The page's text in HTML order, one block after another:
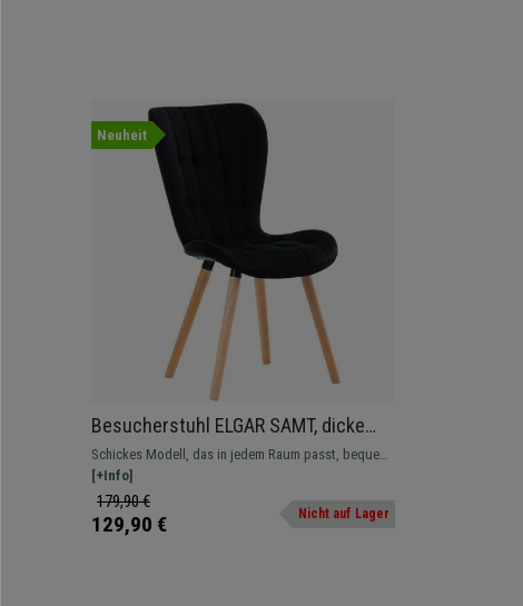
Neuheit
Besucherstuhl ELGAR SAMT, dicke
Polsterung, 4-Fußgestell aus Holz,
Farbe Schwarz
Schickes Modell, das in jedem Raum passt, bequem
und standsicher, eine exzellente Sitzgelegenheit für
Besucher.
[+Info]
179,90 €
129,90 € Nicht auf Lager